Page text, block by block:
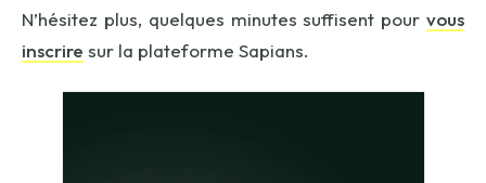
N’hésitez plus, quelques minutes suffisent pour vous
inscrire sur la plateforme Sapians.